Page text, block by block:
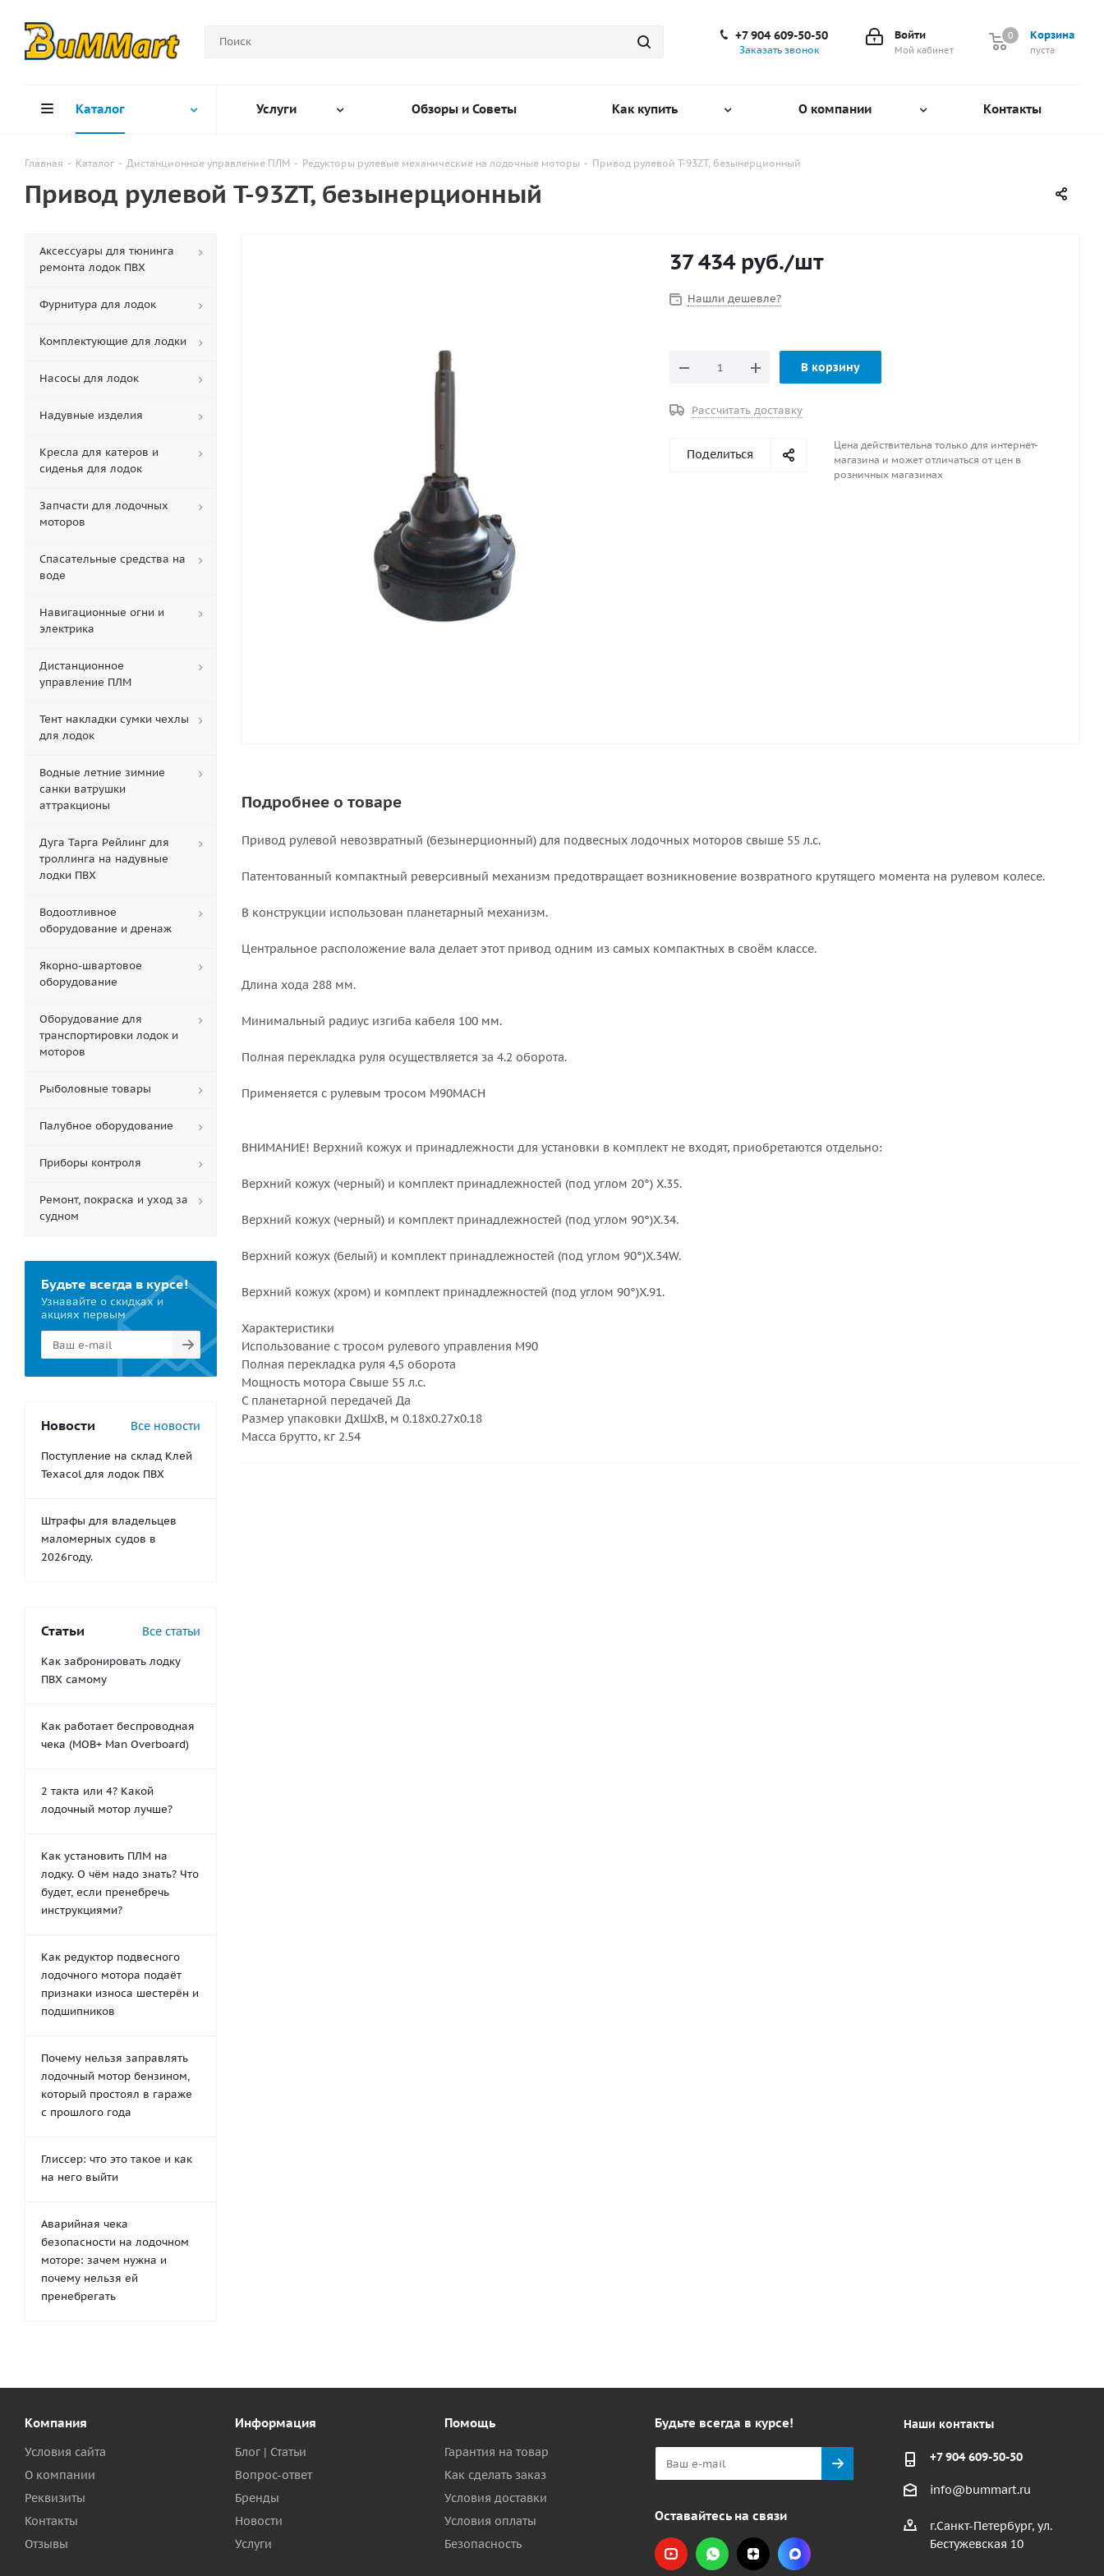
Корзина
0
пуста
0
Войти
Мой кабинет
+7 904 609-50-50
Заказать звонок
Каталог Услуги Обзоры и Советы Как купить О компании Контакты
Главная - Каталог - Дистанционное управление ПЛМ - Редукторы рулевые механические на лодочные моторы - Привод рулевой T-93ZT, безынерционный
Привод рулевой T-93ZT, безынерционный
37 434руб./шт
Нашли дешевле?
В корзину
Рассчитать доставку
Поделиться
Цена действительна только для интернет-
магазина и может отличаться от цен в
розничных магазинах
Подробнее о товаре
Привод рулевой невозвратный (безынерционный) для подвесных лодочных моторов свыше 55 л.с.
Патентованный компактный реверсивный механизм предотвращает возникновение возвратного крутящего момента на рулевом колесе.
В конструкции использован планетарный механизм.
Центральное расположение вала делает этот привод одним из самых компактных в своём классе.
Длина хода 288 мм.
Минимальный радиус изгиба кабеля 100 мм.
Полная перекладка руля осуществляется за 4.2 оборота.
Применяется с рулевым тросом M90MACH
ВНИМАНИЕ! Верхний кожух и принадлежности для установки в комплект не входят, приобретаются отдельно:
Верхний кожух (черный) и комплект принадлежностей (под углом 20°) X.35.
Верхний кожух (черный) и комплект принадлежностей (под углом 90°)X.34.
Верхний кожух (белый) и комплект принадлежностей (под углом 90°)X.34W.
Верхний кожух (хром) и комплект принадлежностей (под углом 90°)X.91.
Характеристики
Использование с тросом рулевого управления M90
Полная перекладка руля 4,5 оборота
Мощность мотора Свыше 55 л.с.
С планетарной передачей Да
Размер упаковки ДхШхВ, м 0.18x0.27x0.18
Масса брутто, кг 2.54
Аксессуары для тюнинга
ремонта лодок ПВХ
Фурнитура для лодок
Комплектующие для лодки
Насосы для лодок
Надувные изделия
Кресла для катеров и
сиденья для лодок
Запчасти для лодочных
моторов
Спасательные средства на
воде
Навигационные огни и
электрика
Дистанционное
управление ПЛМ
Тент накладки сумки чехлы
для лодок
Водные летние зимние
санки ватрушки
аттракционы
Дуга Тарга Рейлинг для
троллинга на надувные
лодки ПВХ
Водоотливное
оборудование и дренаж
Якорно-швартовое
оборудование
Оборудование для
транспортировки лодок и
моторов
Рыболовные товары
Палубное оборудование
Приборы контроля
Ремонт, покраска и уход за
судном
Будьте всегда в курсе!
Узнавайте о скидках и
акциях первым
Новости Все новости
Поступление на склад Клей
Texacol для лодок ПВХ
Штрафы для владельцев
маломерных судов в
2026году.
Статьи Все статьи
Как забронировать лодку
ПВХ самому
Как работает беспроводная
чека (MOB+ Man Overboard)
2 такта или 4? Какой
лодочный мотор лучше?
Как установить ПЛМ на
лодку. О чём надо знать? Что
будет, если пренебречь
инструкциями?
Как редуктор подвесного
лодочного мотора подаёт
признаки износа шестерён и
подшипников
Почему нельзя заправлять
лодочный мотор бензином,
который простоял в гараже
с прошлого года
Глиссер: что это такое и как
на него выйти
Аварийная чека
безопасности на лодочном
моторе: зачем нужна и
почему нельзя ей
пренебрегать
Компания
Условия сайта
О компании
Реквизиты
Контакты
Отзывы
Информация
Блог | Статьи
Вопрос-ответ
Бренды
Новости
Услуги
Помощь
Гарантия на товар
Как сделать заказ
Условия доставки
Условия оплаты
Безопасность
Будьте всегда в курсе!
Оставайтесь на связи
Наши контакты
+7 904 609-50-50
info@bummart.ru
г.Санкт-Петербург, ул.
Бестужевская 10